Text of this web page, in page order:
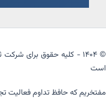
© ۱۴۰۴ - کلیه حقوق برای
که حافظ تداوم فعالیت